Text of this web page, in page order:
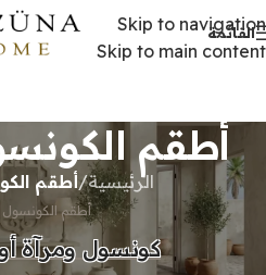
Skip to navigation
Skip to main content
القائمة
أطقم
الرئيسية/أطقم
أطقم الكونسول
كونسول ومرآة